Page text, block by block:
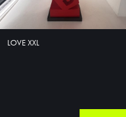
LOVE XXL